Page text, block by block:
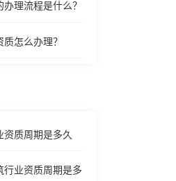
理流程是什么？
怎么办理？
资质周期是多久
行业资质周期是多